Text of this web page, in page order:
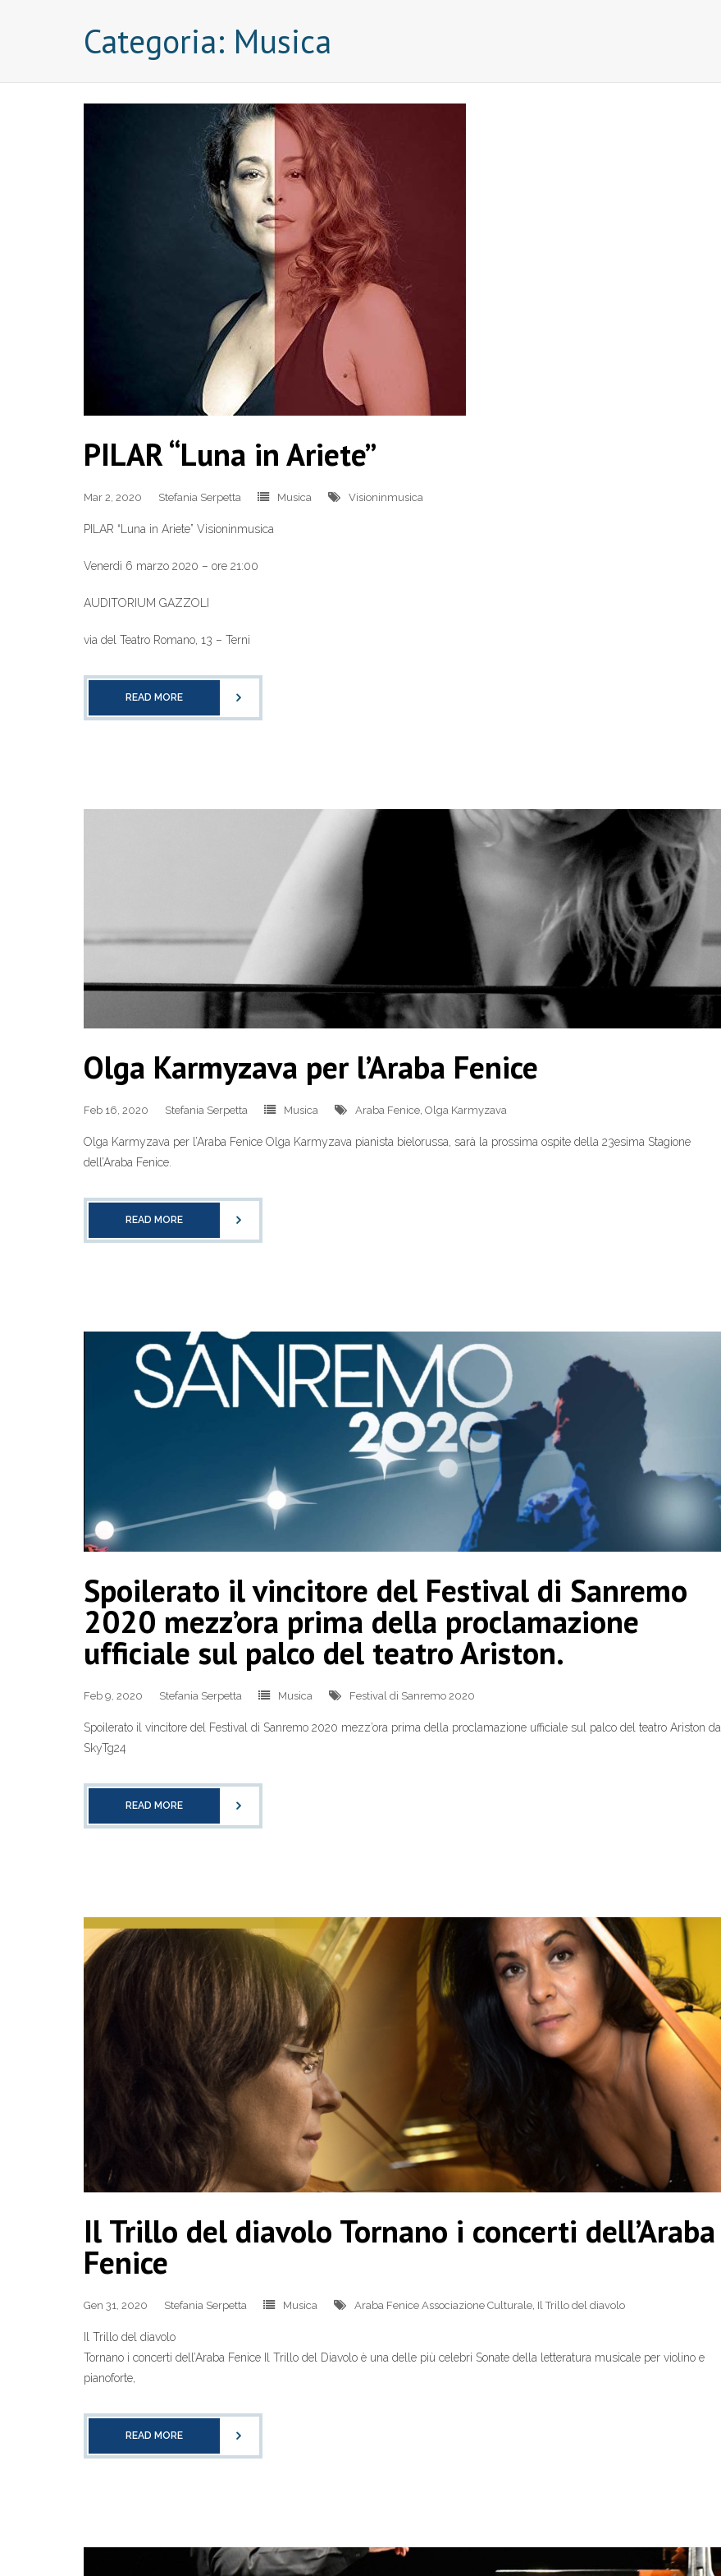
Categoria: Musica
PILAR “Luna in Ariete”
Mar 2, 2020 Stefania Serpetta Musica Visioninmusica
PILAR “Luna in Ariete” Visioninmusica
Venerdì 6 marzo 2020 – ore 21:00
AUDITORIUM GAZZOLI
via del Teatro Romano, 13 – Terni
READ MORE
Olga Karmyzava per l’Araba Fenice
Feb 16, 2020 Stefania Serpetta Musica Araba Fenice, Olga Karmyzava
Olga Karmyzava per l’Araba Fenice Olga Karmyzava pianista bielorussa, sarà la prossima ospite della 23esima Stagione
dell’Araba Fenice.
READ MORE
Spoilerato il vincitore del Festival di Sanremo
2020 mezz’ora prima della proclamazione
ufficiale sul palco del teatro Ariston.
Feb 9, 2020 Stefania Serpetta Musica Festival di Sanremo 2020
Spoilerato il vincitore del Festival di Sanremo 2020 mezz’ora prima della proclamazione ufficiale sul palco del teatro Ariston da
SkyTg24
READ MORE
Il Trillo del diavolo Tornano i concerti dell’Araba
Fenice
Gen 31, 2020 Stefania Serpetta Musica Araba Fenice Associazione Culturale, Il Trillo del diavolo
Il Trillo del diavolo
Tornano i concerti dell’Araba Fenice Il Trillo del Diavolo è una delle più celebri Sonate della letteratura musicale per violino e
pianoforte,
READ MORE